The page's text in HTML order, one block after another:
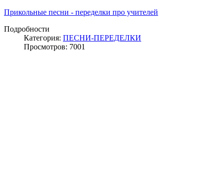
Прикольные песни - переделки про учителей
Подробности
Категория: ПЕСНИ-ПЕРЕДЕЛКИ
Просмотров: 7001